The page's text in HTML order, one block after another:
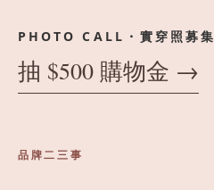
PHOTO CALL・實穿照募集
抽 $500 購物金 →
品牌二三事